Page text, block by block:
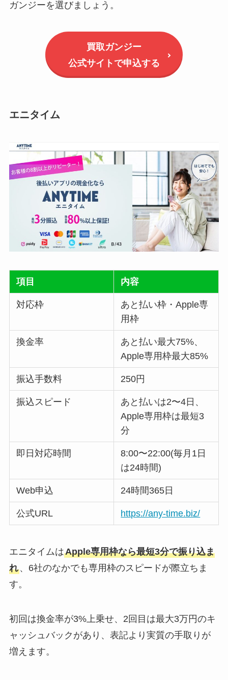
ガンジーを選びましょう。
買取ガンジー
公式サイトで申込する
エニタイム
項目 内容
対応枠
あと払い枠・Apple専
用枠
換金率
あと払い最大75%、
Apple専用枠最大85%
振込手数料 250円
振込スピード
あと払いは2〜4日、
Apple専用枠は最短3
分
即日対応時間
8:00〜22:00(毎月1日
は24時間)
Web申込 24時間365日
公式URL https://any-time.biz/
エニタイムはApple専用枠なら最短3分で振り込ま
れ、6社のなかでも専用枠のスピードが際立ちま
す。
初回は換金率が3%上乗せ、2回目は最大3万円のキ
ャッシュバックがあり、表記より実質の手取りが
増えます。